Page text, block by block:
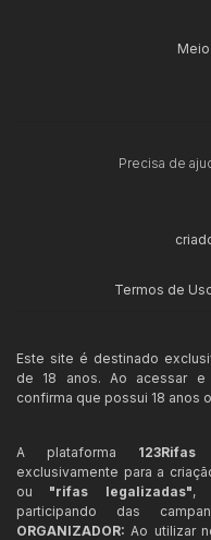
Precisa de
Termos de
Este site é destinado
de 18 anos. Ao acessar
confirma que possui 18 anos
A plataforma 123Rifas
exclusivamente para a
ou "rifas legalizadas",
participando das
ORGANIZADOR: Ao utilizar